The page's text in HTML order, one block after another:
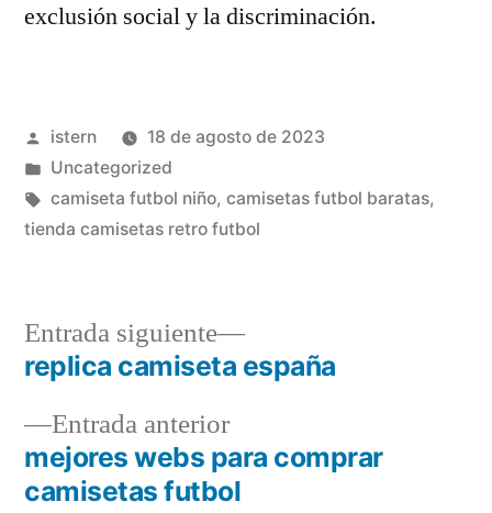
exclusión social y la discriminación.
Publicado
por
istern
18 de agosto de 2023
Publicado
en
Uncategorized
Etiquetas:
camiseta futbol niño, camisetas futbol baratas,
tienda camisetas retro futbol
Navegación
de
entradas
Entrada anteriorEntrada
anterior:
mejores webs para comprar
camisetas futbol
Entrada siguiente
Entrada
siguiente:
replica camiseta españa